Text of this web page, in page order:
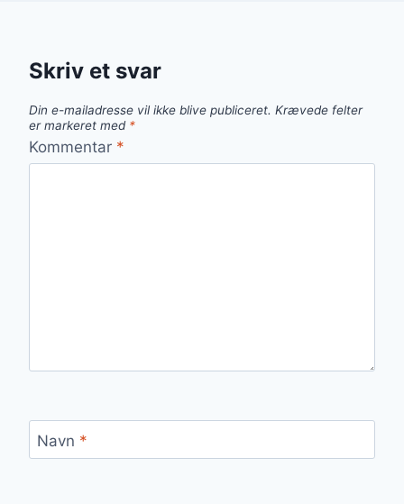
Skriv et svar
Din e-mailadresse vil ikke blive publiceret. Krævede felter
er markeret med *
Kommentar *
Navn *